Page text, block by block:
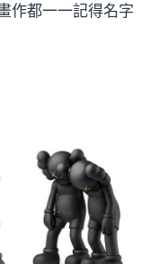
作都一一記得名字